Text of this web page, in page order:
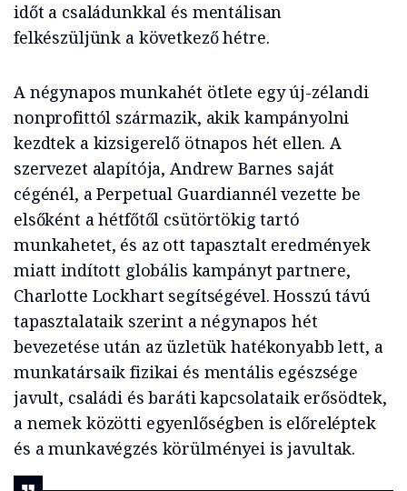
időt a családunkkal és mentálisan
felkészüljünk a következő hétre.
A négynapos munkahét ötlete egy új-zélandi
nonprofittól származik, akik kampányolni
kezdtek a kizsigerelő ötnapos hét ellen. A
szervezet alapítója, Andrew Barnes saját
cégénél, a Perpetual Guardiannél vezette be
elsőként a hétfőtől csütörtökig tartó
munkahetet, és az ott tapasztalt eredmények
miatt indított globális kampányt partnere,
Charlotte Lockhart segítségével. Hosszú távú
tapasztalataik szerint a négynapos hét
bevezetése után az üzletük hatékonyabb lett, a
munkatársaik fizikai és mentális egészsége
javult, családi és baráti kapcsolataik erősödtek,
a nemek közötti egyenlőségben is előreléptek
és a munkavégzés körülményei is javultak.